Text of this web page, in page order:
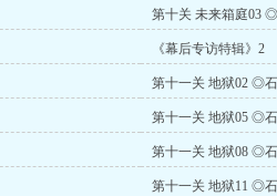
第十关 未来箱庭03
《幕后专访特辑》2
第十一关 地狱02 ◎
第十一关 地狱05 ◎
第十一关 地狱08 ◎
第十一关 地狱11 ◎